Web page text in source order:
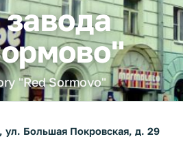
"Red Sormovo"
Большая Покровская, д. 29